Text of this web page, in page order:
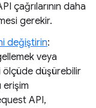
çağrılarının daha
gerekir.
değiştirin:
veya
ölçüde düşürebilir
erişim
API,